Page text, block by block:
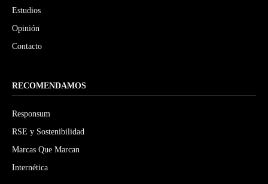
Estudios
Opinión
Contacto
RECOMENDAMOS
Responsum
RSE y Sostenibilidad
Marcas Que Marcan
Internética